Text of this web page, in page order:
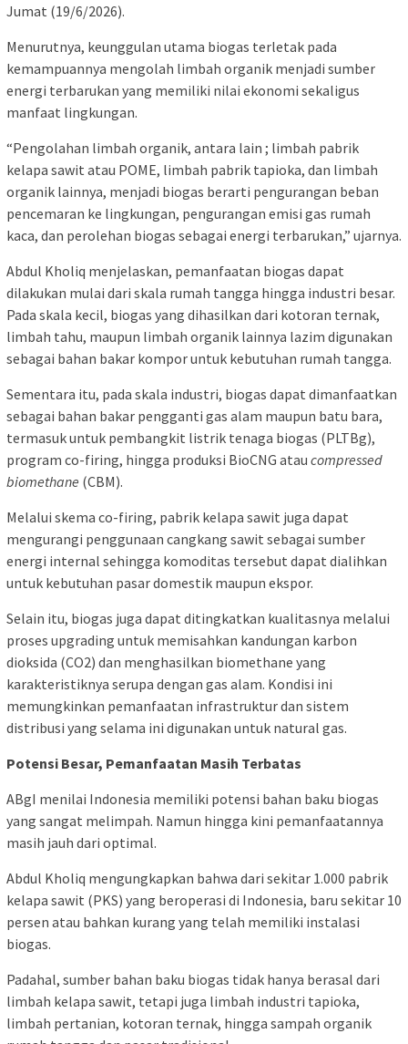
Jumat (19/6/2026).
Menurutnya, keunggulan utama biogas terletak pada
kemampuannya mengolah limbah organik menjadi sumber
energi terbarukan yang memiliki nilai ekonomi sekaligus
manfaat lingkungan.
“Pengolahan limbah organik, antara lain ; limbah pabrik
kelapa sawit atau POME, limbah pabrik tapioka, dan limbah
organik lainnya, menjadi biogas berarti pengurangan beban
pencemaran ke lingkungan, pengurangan emisi gas rumah
kaca, dan perolehan biogas sebagai energi terbarukan,” ujarnya.
Abdul Kholiq menjelaskan, pemanfaatan biogas dapat
dilakukan mulai dari skala rumah tangga hingga industri besar.
Pada skala kecil, biogas yang dihasilkan dari kotoran ternak,
limbah tahu, maupun limbah organik lainnya lazim digunakan
sebagai bahan bakar kompor untuk kebutuhan rumah tangga.
Sementara itu, pada skala industri, biogas dapat dimanfaatkan
sebagai bahan bakar pengganti gas alam maupun batu bara,
termasuk untuk pembangkit listrik tenaga biogas (PLTBg),
program co-firing, hingga produksi BioCNG atau compressed
biomethane (CBM).
Melalui skema co-firing, pabrik kelapa sawit juga dapat
mengurangi penggunaan cangkang sawit sebagai sumber
energi internal sehingga komoditas tersebut dapat dialihkan
untuk kebutuhan pasar domestik maupun ekspor.
Selain itu, biogas juga dapat ditingkatkan kualitasnya melalui
proses upgrading untuk memisahkan kandungan karbon
dioksida (CO2) dan menghasilkan biomethane yang
karakteristiknya serupa dengan gas alam. Kondisi ini
memungkinkan pemanfaatan infrastruktur dan sistem
distribusi yang selama ini digunakan untuk natural gas.
Potensi Besar, Pemanfaatan Masih Terbatas
ABgI menilai Indonesia memiliki potensi bahan baku biogas
yang sangat melimpah. Namun hingga kini pemanfaatannya
masih jauh dari optimal.
Abdul Kholiq mengungkapkan bahwa dari sekitar 1.000 pabrik
kelapa sawit (PKS) yang beroperasi di Indonesia, baru sekitar 10
persen atau bahkan kurang yang telah memiliki instalasi
biogas.
Padahal, sumber bahan baku biogas tidak hanya berasal dari
limbah kelapa sawit, tetapi juga limbah industri tapioka,
limbah pertanian, kotoran ternak, hingga sampah organik